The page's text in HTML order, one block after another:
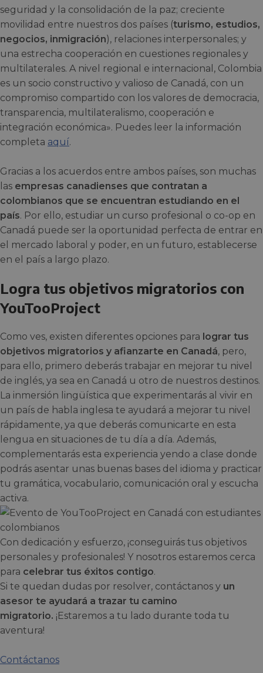
seguridad y la consolidación de la paz; creciente
movilidad entre nuestros dos países (turismo, estudios,
negocios, inmigración), relaciones interpersonales; y
una estrecha cooperación en cuestiones regionales y
multilaterales. A nivel regional e internacional, Colombia
es un socio constructivo y valioso de Canadá, con un
compromiso compartido con los valores de democracia,
transparencia, multilateralismo, cooperación e
integración económica». Puedes leer la información
completa aquí.
Gracias a los acuerdos entre ambos países, son muchas
las empresas canadienses que contratan a
colombianos que se encuentran estudiando en el
país. Por ello, estudiar un curso profesional o co-op en
Canadá puede ser la oportunidad perfecta de entrar en
el mercado laboral y poder, en un futuro, establecerse
en el país a largo plazo.
Logra tus objetivos migratorios con
YouTooProject
Como ves, existen diferentes opciones para lograr tus
objetivos migratorios y afianzarte en Canadá, pero,
para ello, primero deberás trabajar en mejorar tu nivel
de inglés, ya sea en Canadá u otro de nuestros destinos.
La inmersión lingüística que experimentarás al vivir en
un país de habla inglesa te ayudará a mejorar tu nivel
rápidamente, ya que deberás comunicarte en esta
lengua en situaciones de tu día a día. Además,
complementarás esta experiencia yendo a clase donde
podrás asentar unas buenas bases del idioma y practicar
tu gramática, vocabulario, comunicación oral y escucha
activa.
Con dedicación y esfuerzo, ¡conseguirás tus objetivos
personales y profesionales! Y nosotros estaremos cerca
para celebrar tus éxitos contigo.
Si te quedan dudas por resolver, contáctanos y un
asesor te ayudará a trazar tu camino
migratorio. ¡Estaremos a tu lado durante toda tu
aventura!
Contáctanos